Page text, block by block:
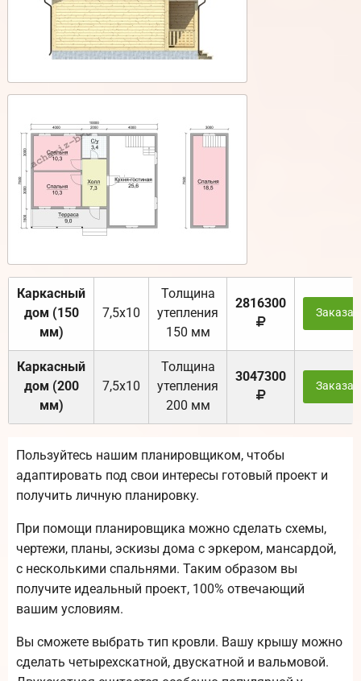
Каркасный
дом (150
мм)
7,5х10
Толщина
утепления
150 мм
2816300
Каркасный
дом (200
мм)
7,5х10
Толщина
утепления
200 мм
3047300
Пользуйтесь нашим планировщиком, чтобы
адаптировать под свои интересы готовый проект и
получить личную планировку.
При помощи планировщика можно сделать схемы,
чертежи, планы, эскизы дома с эркером, мансардой,
с несколькими спальнями. Таким образом вы
получите идеальный проект, 100% отвечающий
вашим условиям.
Вы сможете выбрать тип кровли. Вашу крышу можно
сделать четырехскатной, двускатной и вальмовой.